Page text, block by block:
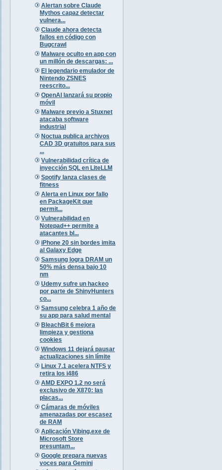
Alertan sobre Claude
Mythos capaz detectar
vulnera...
Claude ahora detecta
fallos en código con
Bugcrawl
Malware oculto en app con
un millón de descargas: ...
El legendario emulador de
Nintendo ZSNES
reescrito...
OpenAI lanzará su propio
móvil
Malware previo a Stuxnet
atacaba software
industrial
Noctua publica archivos
CAD 3D gratuitos para sus
...
Vulnerabilidad crítica de
inyección SQL en LiteLLM
Spotify lanza clases de
fitness
Alerta en Linux por fallo
en PackageKit que
permit...
Vulnerabilidad en
Notepad++ permite a
atacantes bl...
iPhone 20 sin bordes imita
al Galaxy Edge
Samsung logra DRAM un
50% más densa bajo 10
nm
Udemy sufre un hackeo
por parte de ShinyHunters
co...
Samsung celebra 1 año de
su app para salud mental
BleachBit 6 mejora
limpieza y gestiona
cookies
Windows 11 dejará pausar
actualizaciones sin límite
Linux 7.1 acelera NTFS y
retira los i486
AMD EXPO 1.2 no será
exclusivo de X870: las
placas...
Cámaras de móviles
amenazadas por escasez
de RAM
Aplicación Vibing.exe de
Microsoft Store
presuntam...
Google prepara nuevas
voces para Gemini